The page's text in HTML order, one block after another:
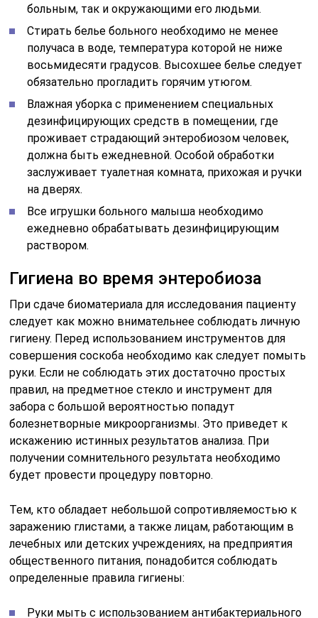
больным, так и окружающими его людьми.
Стирать белье больного необходимо не менее
получаса в воде, температура которой не ниже
восьмидесяти градусов. Высохшее белье следует
обязательно прогладить горячим утюгом.
Влажная уборка с применением специальных
дезинфицирующих средств в помещении, где
проживает страдающий энтеробиозом человек,
должна быть ежедневной. Особой обработки
заслуживает туалетная комната, прихожая и ручки
на дверях.
Все игрушки больного малыша необходимо
ежедневно обрабатывать дезинфицирующим
раствором.
Гигиена во время энтеробиоза
При сдаче биоматериала для исследования пациенту
следует как можно внимательнее соблюдать личную
гигиену. Перед использованием инструментов для
совершения соскоба необходимо как следует помыть
руки. Если не соблюдать этих достаточно простых
правил, на предметное стекло и инструмент для
забора с большой вероятностью попадут
болезнетворные микроорганизмы. Это приведет к
искажению истинных результатов анализа. При
получении сомнительного результата необходимо
будет провести процедуру повторно.
Тем, кто обладает небольшой сопротивляемостью к
заражению глистами, а также лицам, работающим в
лечебных или детских учреждениях, на предприятия
общественного питания, понадобится соблюдать
определенные правила гигиены:
Руки мыть с использованием антибактериального